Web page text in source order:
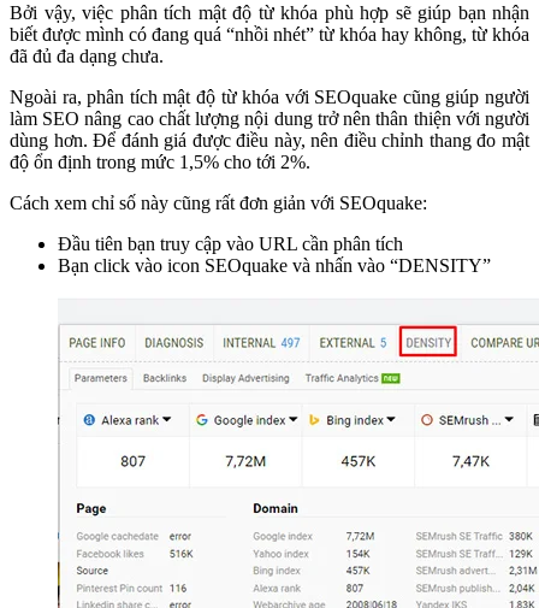
Bởi vậy, việc phân tích mật độ từ khóa phù hợp sẽ giúp bạn nhận
biết được mình có đang quá “nhồi nhét” từ khóa hay không, từ khóa
đã đủ đa dạng chưa.
Ngoài ra, phân tích mật độ từ khóa với SEOquake cũng giúp người
làm SEO nâng cao chất lượng nội dung trở nên thân thiện với người
dùng hơn. Để đánh giá được điều này, nên điều chỉnh thang đo mật
độ ổn định trong mức 1,5% cho tới 2%.
Cách xem chỉ số này cũng rất đơn giản với SEOquake:
Đầu tiên bạn truy cập vào URL cần phân tích
Bạn click vào icon SEOquake và nhấn vào “DENSITY”